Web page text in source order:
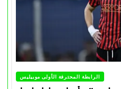
الرابطة المحترفة الأولى موبيليس